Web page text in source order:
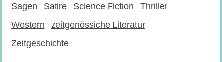
Sagen
Satire Science Fiction
Thriller
Western
zeitgenössiche Literatur
Zeitgeschichte